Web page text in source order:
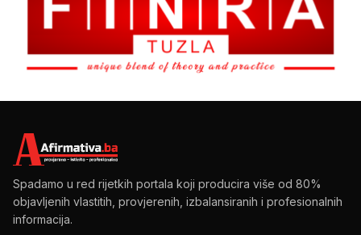
Spadamo u red rijetkih portala koji producira više od 80%
objavljenih vlastitih, provjerenih, izbalansiranih i profesionalnih
informacija.